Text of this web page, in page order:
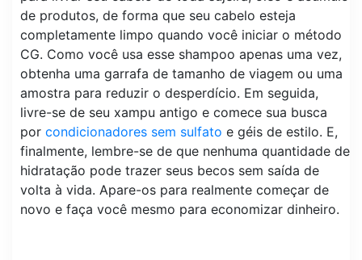
de produtos, de forma que seu cabelo esteja
completamente limpo quando você iniciar o método
CG. Como você usa esse shampoo apenas uma vez,
obtenha uma garrafa de tamanho de viagem ou uma
amostra para reduzir o desperdício. Em seguida,
livre-se de seu xampu antigo e comece sua busca
por condicionadores sem sulfato e géis de estilo. E,
finalmente, lembre-se de que nenhuma quantidade de
hidratação pode trazer seus becos sem saída de
volta à vida. Apare-os para realmente começar de
novo e faça você mesmo para economizar dinheiro.